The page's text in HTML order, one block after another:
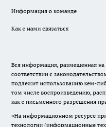
Информация о команде
Как с нами связаться
Вся информация, размещенная на
соответствии с
подлежит использованию кем-
том числе воспроизведению,
как с письменного разрешения
«На информационном ресурсе
технологии (информационные